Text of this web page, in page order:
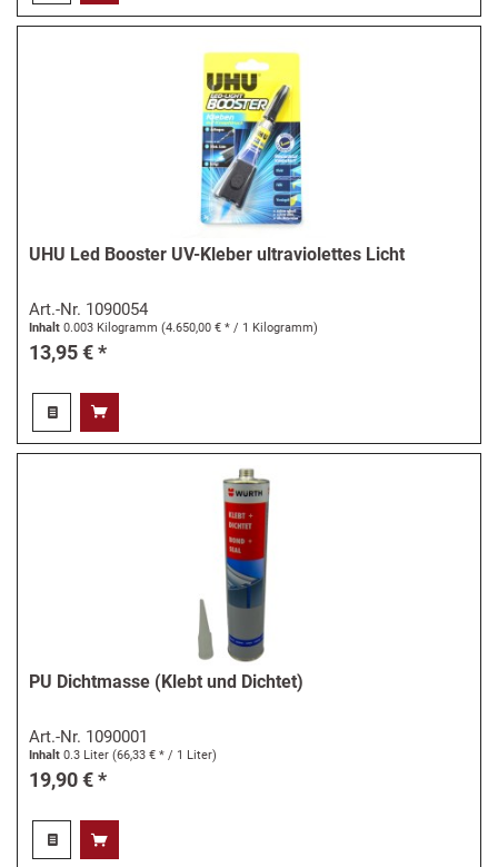
UHU Led Booster UV-Kleber ultraviolettes Licht
Art.-Nr. 1090054
Inhalt0.003 Kilogramm(4.650,00 € * / 1 Kilogramm)
13,95 € *
PU Dichtmasse (Klebt und Dichtet)
Art.-Nr. 1090001
Inhalt0.3 Liter(66,33 € * / 1 Liter)
19,90 € *